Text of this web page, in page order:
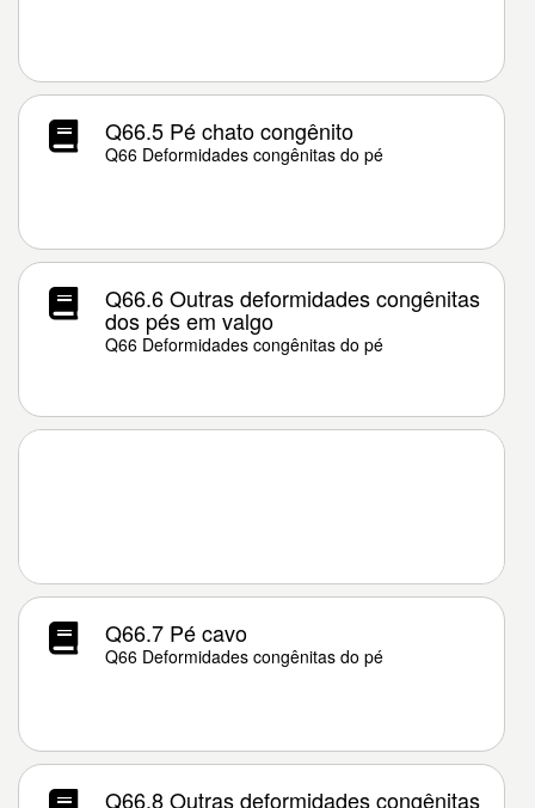
Q66.5 Pé chato congênito
Q66 Deformidades congênitas do pé
Q66.6 Outras deformidades congênitas
dos pés em valgo
Q66 Deformidades congênitas do pé
Q66.7 Pé cavo
Q66 Deformidades congênitas do pé
Q66.8 Outras deformidades congênitas